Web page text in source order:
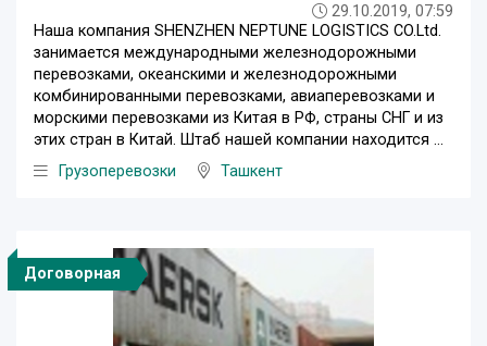
29.10.2019, 07:59
Наша компания SHENZHEN NEPTUNE LOGISTICS CO.Ltd.
занимается международными железнодорожными
перевозками, океанскими и железнодорожными
комбинированными перевозками, авиаперевозками и
морскими перевозками из Китая в РФ, страны СНГ и из
этих стран в Китай. Штаб нашей компании находится ...
Грузоперевозки
Ташкент
Договорная